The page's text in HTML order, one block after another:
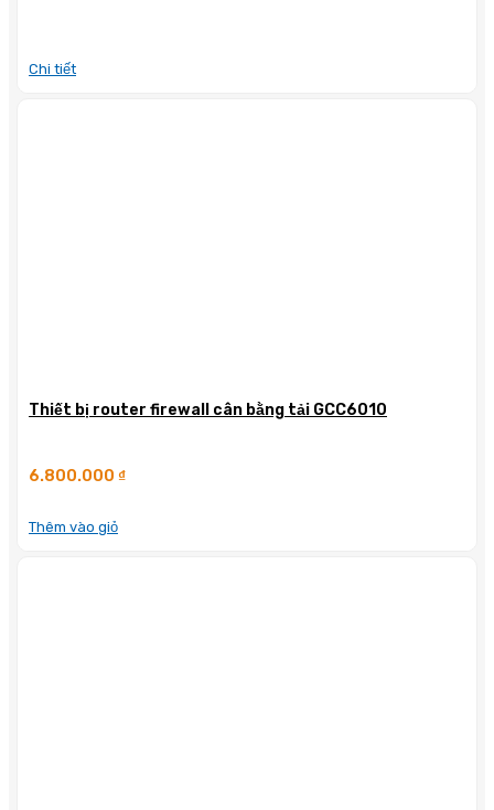
Chi tiết
Thiết bị router firewall cân bằng tải GCC6010
6.800.000 ₫
Thêm vào giỏ